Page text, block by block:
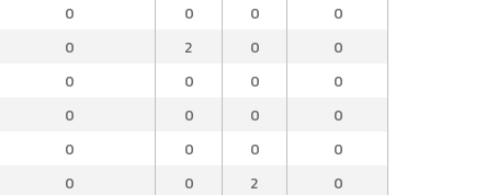
0 0 0
0
0 2 0
0
0 0 0
0
0 0 0
0
0 0 0
0
0 0 2
0